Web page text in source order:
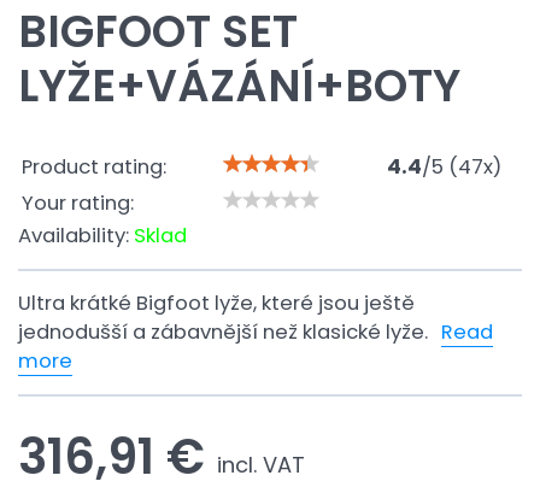
BIGFOOT SET
LYŽE+VÁZÁNÍ+BOTY
Product rating: 4.4/5 (47x)
Your rating:
Availability: Sklad
Ultra krátké Bigfoot lyže, které jsou ještě
jednodušší a zábavnější než klasické lyže. Read
more
316,91 € incl. VAT